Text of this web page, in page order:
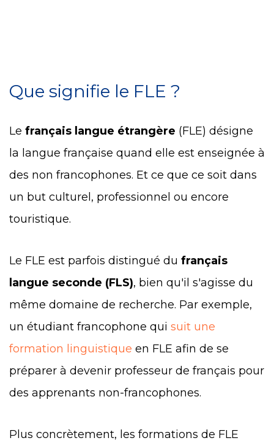
Que signifie le FLE ?
Le français langue étrangère (FLE) désigne
la langue française quand elle est enseignée à
des non francophones. Et ce que ce soit dans
un but culturel, professionnel ou encore
touristique.
Le FLE est parfois distingué du français
langue seconde (FLS), bien qu'il s'agisse du
même domaine de recherche. Par exemple,
un étudiant francophone qui suit une
formation linguistique en FLE afin de se
préparer à devenir professeur de français pour
des apprenants non-francophones.
Plus concrètement, les formations de FLE